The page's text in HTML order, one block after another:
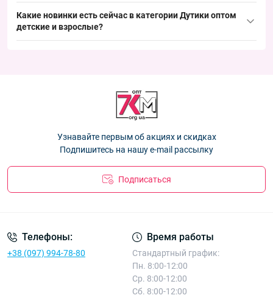
Какие новинки есть сейчас в категорииДутики оптом
детские и взрослые?
Узнавайте первым об акциях и скидках
Подпишитесь на нашу e-mail рассылку
Подписаться
Телефоны:
+38 (097) 994-78-80
Время работы
Стандартный график:
Пн. 8:00-12:00
Ср. 8:00-12:00
Сб. 8:00-12:00